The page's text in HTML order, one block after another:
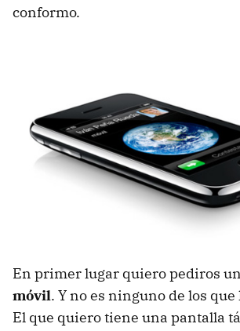
conformo.
En primer lugar quiero pediros un
móvil. Y no es ninguno de los que
El que quiero tiene una pantalla